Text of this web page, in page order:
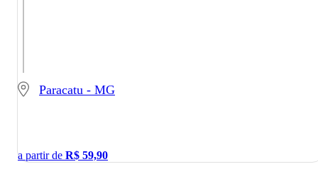
Paracatu - MG
a partir de R$ 59,90